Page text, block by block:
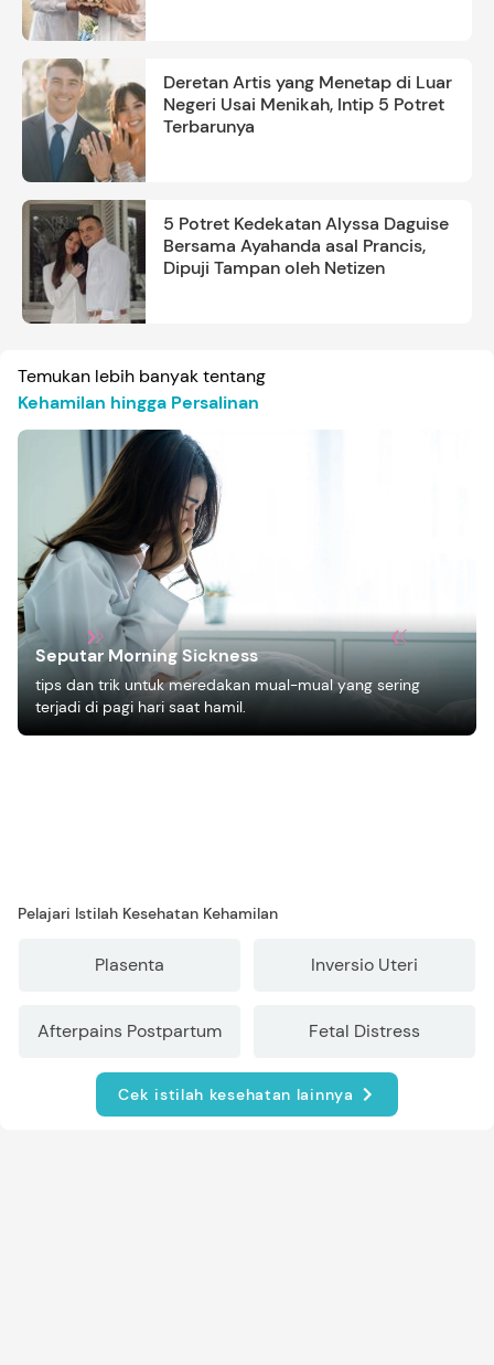
Deretan Artis yang Menetap di Luar
Negeri Usai Menikah, Intip 5 Potret
Terbarunya
5 Potret Kedekatan Alyssa Daguise
Bersama Ayahanda asal Prancis,
Dipuji Tampan oleh Netizen
Temukan lebih banyak tentang
Kehamilan hingga Persalinan
Seputar Morning Sickness
tips dan trik untuk meredakan mual-mual yang sering
terjadi di pagi hari saat hamil.
Pelajari Istilah Kesehatan Kehamilan
Plasenta Inversio Uteri
Afterpains Postpartum Fetal Distress
Cek istilah kesehatan lainnya